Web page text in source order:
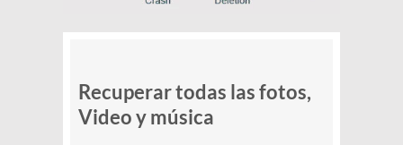
Recuperar todas las fotos,
Video y música